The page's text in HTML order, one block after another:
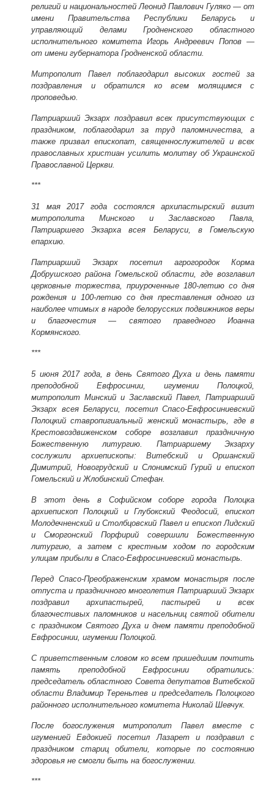
религий и национальностей Леонид Павлович Гуляко — от
имени Правительства Республики Беларусь и
управляющий делами Гродненского областного
исполнительного комитета Игорь Андреевич Попов —
от имени губернатора Гродненской области.
Митрополит Павел поблагодарил высоких гостей за
поздравления и обратился ко всем молящимся с
проповедью.
Патриарший Экзарх поздравил всех присутствующих с
праздником, поблагодарил за труд паломничества, а
также призвал епископат, священнослужителей и всех
православных христиан усилить молитву об Украинской
Православной Церкви.
***
31 мая 2017 года состоялся архипастырский визит
митрополита Минского и Заславского Павла,
Патриаршего Экзарха всея Беларуси, в Гомельскую
епархию.
Патриарший Экзарх посетил агрогородок Корма
Добрушского района Гомельской области, где возглавил
церковные торжества, приуроченные 180-летию со дня
рождения и 100-летию со дня преставления одного из
наиболее чтимых в народе белорусских подвижников веры
и благочестия — святого праведного Иоанна
Кормянского.
***
5 июня 2017 года, в день Святого Духа и день памяти
преподобной Евфросинии, игумении Полоцкой,
митрополит Минский и Заславский Павел, Патриарший
Экзарх всея Беларуси, посетил Спасо-Евфросиниевский
Полоцкий ставропигиальный женский монастырь, где в
Крестовоздвиженском соборе возглавил праздничную
Божественную литургию. Патриаршему Экзарху
сослужили архиепископы: Витебский и Оршанский
Димитрий, Новогрудский и Слонимский Гурий и епископ
Гомельский и Жлобинский Стефан.
В этот день в Софийском соборе города Полоцка
архиепископ Полоцкий и Глубокский Феодосий, епископ
Молодечненский и Столбцовский Павел и епископ Лидский
и Сморгонский Порфирий совершили Божественную
литургию, а затем с крестным ходом по городским
улицам прибыли в Спасо-Евфросиниевский монастырь.
Перед Спасо-Преображенским храмом монастыря после
отпуста и праздничного многолетия Патриарший Экзарх
поздравил архипастырей, пастырей и всех
благочестивых паломников и насельниц святой обители
с праздником Святого Духа и днем памяти преподобной
Евфросинии, игумении Полоцкой.
С приветственным словом ко всем пришедшим почтить
память преподобной Евфросинии обратились:
председатель областного Совета депутатов Витебской
области Владимир Тереньтев и председатель Полоцкого
районного исполнительного комитета Николай Шевчук.
После богослужения митрополит Павел вместе с
игуменией Евдокией посетил Лазарет и поздравил с
праздником стариц обители, которые по состоянию
здоровья не смогли быть на богослужении.
***